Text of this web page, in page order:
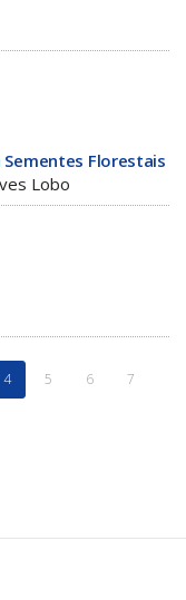
Sementes Florestais
Lobo
4 5 6
7